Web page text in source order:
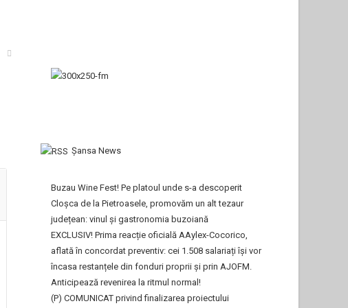
Şansa News
Buzau Wine Fest! Pe platoul unde s-a descoperit
Cloșca de la Pietroasele, promovăm un alt tezaur
județean: vinul și gastronomia buzoiană
EXCLUSIV! Prima reacție oficială AAylex-Cocorico,
aflată în concordat preventiv: cei 1.508 salariați își vor
încasa restanțele din fonduri proprii și prin AJOFM.
Anticipează revenirea la ritmul normal!
(P) COMUNICAT privind finalizarea proiectului